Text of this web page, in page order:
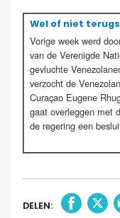
Wel of niet
Vorige week werd
van de Verenigde
gevluchte
verzocht de
Curaçao Eugene
gaat overleggen met
de regering een
DELEN: